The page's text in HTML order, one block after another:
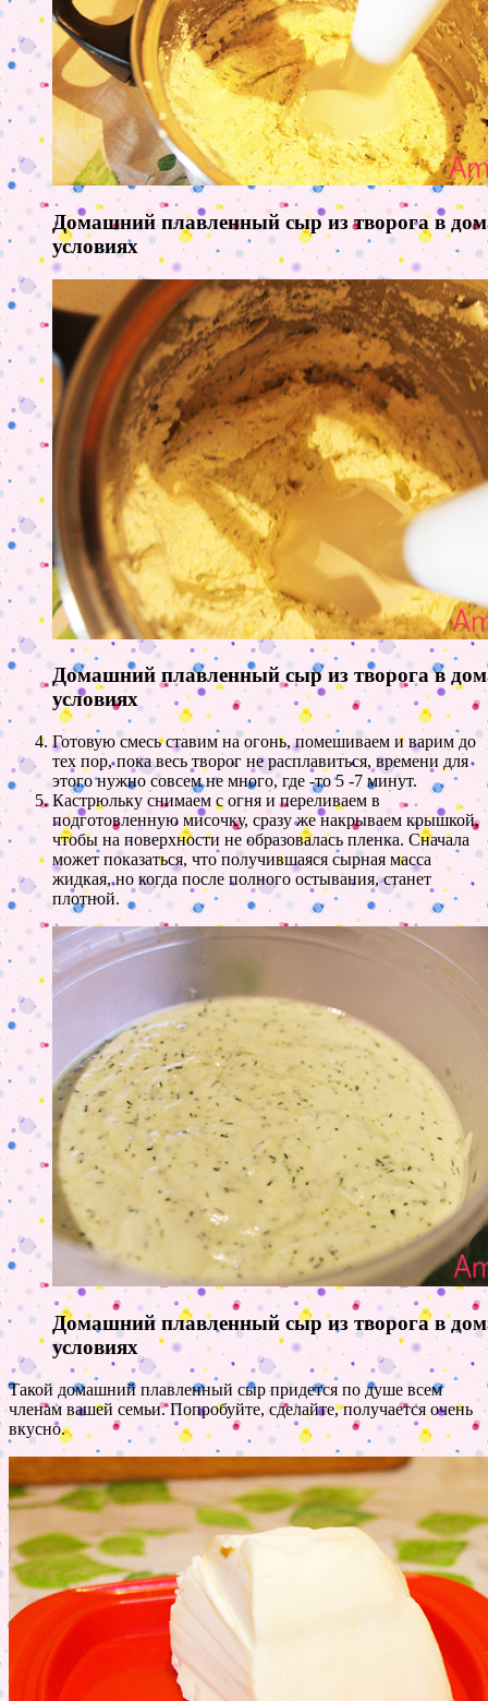
Домашний плавленный сыр из творога в
условиях
Домашний плавленный сыр из творога в
условиях
Готовую смесь ставим на огонь, помешиваем и варим до
тех пор, пока весь творог не расплавиться, времени для
этого нужно совсем не много, где -то 5 -7 минут.
Кастрюльку снимаем с огня и переливаем в
подготовленную мисочку, сразу же накрываем крышкой,
чтобы на поверхности не образовалась пленка. Сначала
может показаться, что получившаяся сырная масса
жидкая, но когда после полного остывания, станет
плотной.
Домашний плавленный сыр из творога в
условиях
Такой домашний плавленный сыр придется по душе всем
членам вашей семьи. Попробуйте, сделайте, получается очень
вкусно.